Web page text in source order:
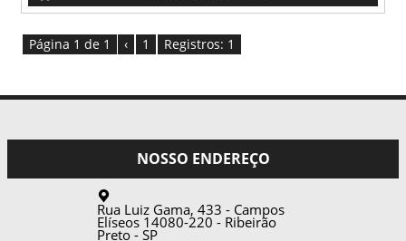
Página 1 de 1 ‹ 1 Registros: 1
NOSSO ENDEREÇO
Rua Luiz Gama, 433 - Campos
Elíseos 14080-220 - Ribeirão
Preto - SP